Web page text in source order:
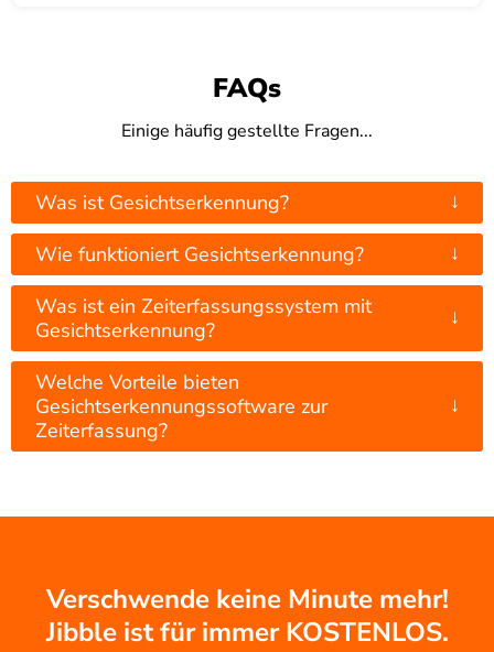
FAQs
Einige häufig gestellte Fragen...
Was ist Gesichtserkennung? ↓
Wie funktioniert Gesichtserkennung? ↓
Was ist ein Zeiterfassungssystem mit
Gesichtserkennung?
↓
Welche Vorteile bieten
Gesichtserkennungssoftware zur
Zeiterfassung?
↓
Verschwende keine Minute mehr!
Jibble ist für immer KOSTENLOS.